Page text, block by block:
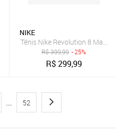
NIKE
Tênis Nike Revolution 8
R$399,99 - 25%
R$299,99
... 52